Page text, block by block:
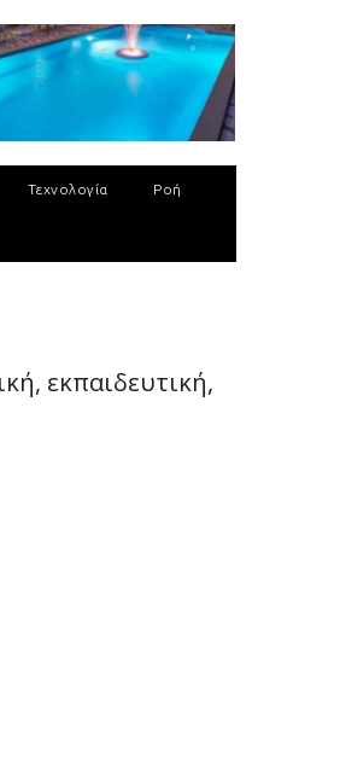
Τεχνολογία Ροή
εκπαιδευτική,